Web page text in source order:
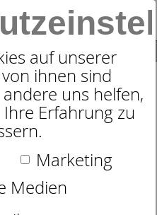
auf unserer
ihnen sind
uns helfen,
Erfahrung zu
Marketing
Medien
0
Tipps: